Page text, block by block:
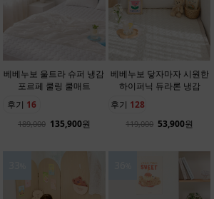
베베누보 울트라 슈퍼 냉감
포르페 쿨링 쿨매트
후기 16
189,000 135,900원
베베누보 닿자마자 시원한
하이퍼닉 듀라론 냉감
후기 128
119,000 53,900원